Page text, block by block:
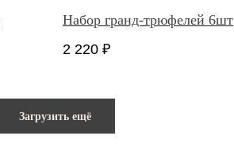
Набор гранд-трюфелей 6шт
2 220 ₽
Загрузить ещё